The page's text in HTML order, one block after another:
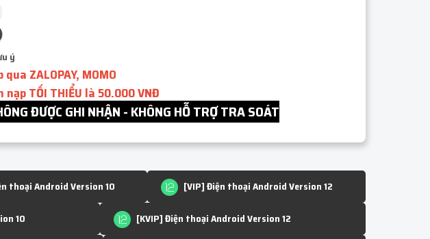
ý
ZALOPAY, MOMO
TỐI THIỂU là 50.000 VNĐ
ĐƯỢC GHI NHẬN - KHÔNG HỖ TRỢ TRA SOÁT
thoại Android Version 10 [VIP] Điện thoại Android Version 12
10 [KVIP] Điện thoại Android Version 12